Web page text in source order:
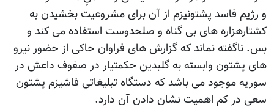
و رژیم فاسد پشتونیزم از آن برای مشروعیت بخشیدن به
کشتارهزاره های بی گناه و صلحدوست استفاده می کند و
بس. ناگفته نماند که گزارش های فراوان حاکی از حضور نیرو
های پشتون وابسته به گلبدین حکمتیار در صفوف داعش در
سوریه موجود می باشد که دستگاه تبلیغاتی فاشیزم پشتون
سعی در کم اهمیت نشان دادن آن دارد.